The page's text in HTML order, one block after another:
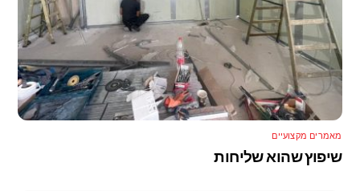
מאמרים מקצועיים
שיפוץ שהוא שליחות